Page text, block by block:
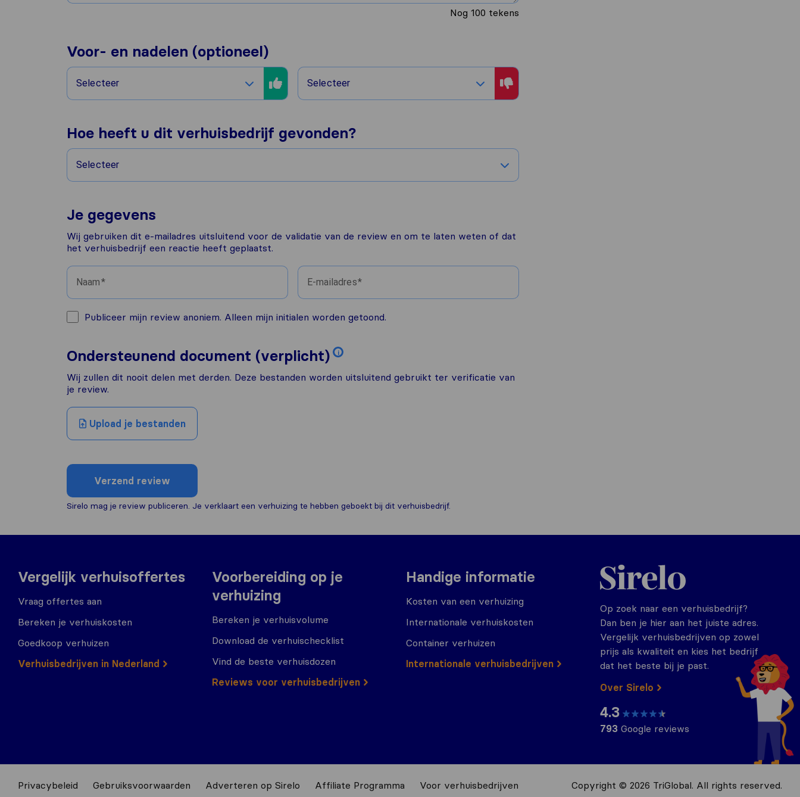
Nog 100 tekens
Voor- en nadelen (optioneel)
Selecteer Selecteer
Hoe heeft u dit verhuisbedrijf gevonden?
Selecteer
Je gegevens
Wij gebruiken dit e-mailadres uitsluitend voor de validatie van de review en om te laten weten of dat
het verhuisbedrijf een reactie heeft geplaatst.
Naam E-mailadres
Publiceer mijn review anoniem. Alleen mijn initialen worden getoond.
Ondersteunend document (verplicht) i
Wij zullen dit nooit delen met derden. Deze bestanden worden uitsluitend gebruikt ter verificatie van
je review.
Upload je bestanden
Verzend review
Sirelo mag je review publiceren. Je verklaart een verhuizing te hebben geboekt bij dit verhuisbedrijf.
Vergelijk verhuisoffertes
Vraag offertes aan
Bereken je verhuiskosten
Goedkoop verhuizen
Verhuisbedrijven in Nederland
Voorbereiding op je
verhuizing
Bereken je verhuisvolume
Download de verhuischecklist
Vind de beste verhuisdozen
Reviews voor verhuisbedrijven
Handige informatie
Kosten van een verhuizing
Internationale verhuiskosten
Container verhuizen
Internationale verhuisbedrijven
Sirelo.nl
Op zoek naar een verhuisbedrijf?
Dan ben je hier aan het juiste adres.
Vergelijk verhuisbedrijven op zowel
prijs als kwaliteit en kies het bedrijf
dat het beste bij je past.
Over Sirelo
4.3
793 Google reviews
Privacybeleid Gebruiksvoorwaarden Adverteren op Sirelo Affiliate Programma Voor verhuisbedrijven Copyright © 2026 TriGlobal. All rights reserved.